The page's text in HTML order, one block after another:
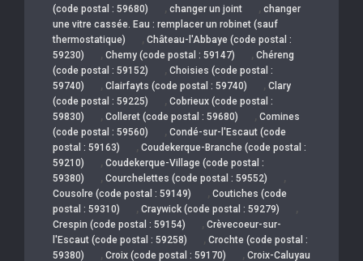
(code postal : 59680)
, changer un joint , changer
une vitre cassée. Eau : remplacer un robinet (sauf
thermostatique)
, Château-l'Abbaye (code postal :
59230)
, Chemy (code postal : 59147) , Chéreng
(code postal : 59152)
, Choisies (code postal :
59740)
, Clairfayts (code postal : 59740) , Clary
(code postal : 59225)
, Cobrieux (code postal :
59830)
, Colleret (code postal : 59680) , Comines
(code postal : 59560)
, Condé-sur-l'Escaut (code
postal : 59163)
, Coudekerque-Branche (code postal :
59210)
, Coudekerque-Village (code postal :
59380)
, Courchelettes (code postal : 59552) ,
Cousolre (code postal : 59149) , Coutiches (code
postal : 59310)
, Craywick (code postal : 59279) ,
Crespin (code postal : 59154) , Crèvecoeur-sur-
l'Escaut (code postal : 59258)
, Crochte (code postal :
59380)
, Croix (code postal : 59170) , Croix-Caluyau